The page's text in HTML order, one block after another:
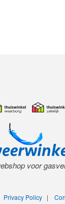
voor
Privacy Policy|